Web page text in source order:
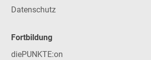
Datenschutz
Fortbildung
diePUNKTE:on